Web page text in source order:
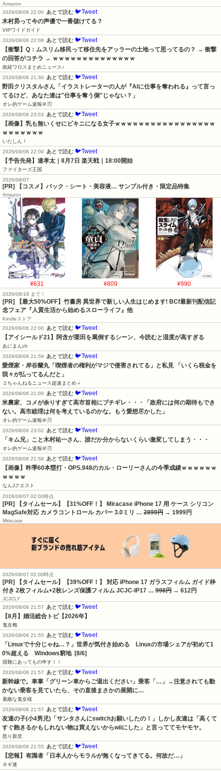
Amazon
2026/08/06 22:00
あとで読む 🐦Tweet
木村昴って今の声優で一番儲けてる？
VIPワイドガイド
2026/08/06 22:08
あとで読む 🐦Tweet
【衝撃】Q：ムスリム移民って移住先をアッラーの土地って思ってるの？ → 衝撃
の回答がコチラ → ｗｗｗｗｗｗｗｗｗｗｗｗｗｗ
政経ワロスまとめニュース♪
2026/08/06 21:30
あとで読む 🐦Tweet
野田クリスタルさん「イラストレーターの人が『AIに仕事を奪われる』って言っ
てるけど、あなた達は"仕事を奪う側"じゃない？」
オレ的ゲーム速報＠刃
2026/08/06 23:03
あとで読む 🐦Tweet
【画像】乳も無いくせにビキニになる女子ｗｗｗｗｗｗｗｗｗｗｗｗｗｗｗｗｗ
ｗｗｗｗｗｗｗ
いたしん！
2026/08/06 22:00
あとで読む 🐦Tweet
【予告先発】達孝太｜8月7日 楽天戦｜18:00開始
ファイターズ王国
2026/08/07
[PR] 【コスメ】パック・シート・美容液… サンプル付き・限定品特集
Amazon
¥631 ¥809 ¥990
2026/08/18 まで！
[PR] 【最大50%OFF】竹書房 異世界で新しい人生はじめます! BCf最新刊配信記
念フェア『人質生活から始めるスローライフ』他
Kindleストア
2026/08/06 22:00
あとで読む 🐦Tweet
【アイシールド21】阿含が栗田を罵倒するシーン、今読むと湿度が高すぎる
あにまんch
2026/08/06 21:59
あとで読む 🐦Tweet
愛煙家・岸谷蘭丸「喫煙者の権利がマジで侵害されてる」と私見 「いくら税金を
我々が払ってるんだと」
２ちゃんねるニュース超速まとめ＋
2026/08/06 21:00
あとで読む 🐦Tweet
米農家、コメが余りすぎて高市首相にブチギレ・・・「政府には何の期待もでき
ない。高市総理は何を考えているのかな。もう愛想尽かした」
オレ的ゲーム速報＠刃
2026/08/06 23:02
あとで読む 🐦Tweet
「キム兄」こと木村祐一さん、誰だか分からないくらい激変してしまう・・・
オレ的ゲーム速報＠刃
2026/08/06 21:59
あとで読む 🐦Tweet
【画像】昨季60本塁打・OPS.948のカル・ローリーさんの今季成績ｗｗｗｗｗｗ
ｗｗｗｗ
なんJクエスト
2026/08/07 02:00時点
[PR] 【タイムセール】【31%OFF！】 Miracase iPhone 17 用 ケース シリコン
MagSafe対応 カメラコントロール カバー 3.0ミリ … 2899円 → 1999円
Miracase
2026/08/07 02:00時点
[PR] 【タイムセール】【39%OFF！】 対応 iPhone 17 ガラスフィルム ガイド枠
付き 2枚フィルム+2枚レンズ保護フィルム JCJC-IP17 … 998円 → 612円
JCJCLY
2026/08/06 21:57
あとで読む 🐦Tweet
【8月】婚活総合トピ【2026年】
鬼女梅
2026/08/06 21:55
あとで読む 🐦Tweet
「Linuxで十分じゃね…？」世界が気付き始める　Linuxの市場シェアが初めて1
0%超える　Windows窮地  [8/6]
国難にあってもの申す！！
2026/08/06 21:57
あとで読む 🐦Tweet
新幹線で。車掌「グリーン車からご退出ください」乗客「…」→注意されても動
かない乗客を見ていたら、その直後まさかの展開に…
素敵な鬼女様
2026/08/06 21:57
あとで読む 🐦Tweet
友達の子(小4男児)「サンタさんにswitchお願いしたの！」しかし友達は「高くて
すぐ飽きるかもしれない物は買えないからwiiにした」と言っててモヤモヤ。
怒り新党
2026/08/06 21:55
あとで読む 🐦Tweet
【悲報】有識者「日本人からモラルが無くなってきてる。何故だ…」
ネギ速